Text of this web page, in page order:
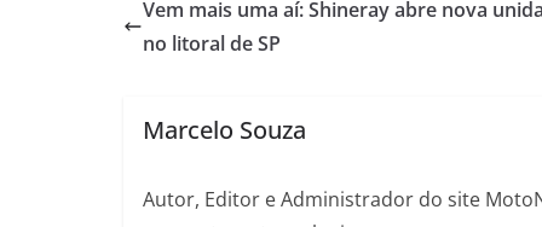
Vem mais uma aí: Shineray abre nova
no litoral de SP
Marcelo Souza
Autor, Editor e Administrador do site